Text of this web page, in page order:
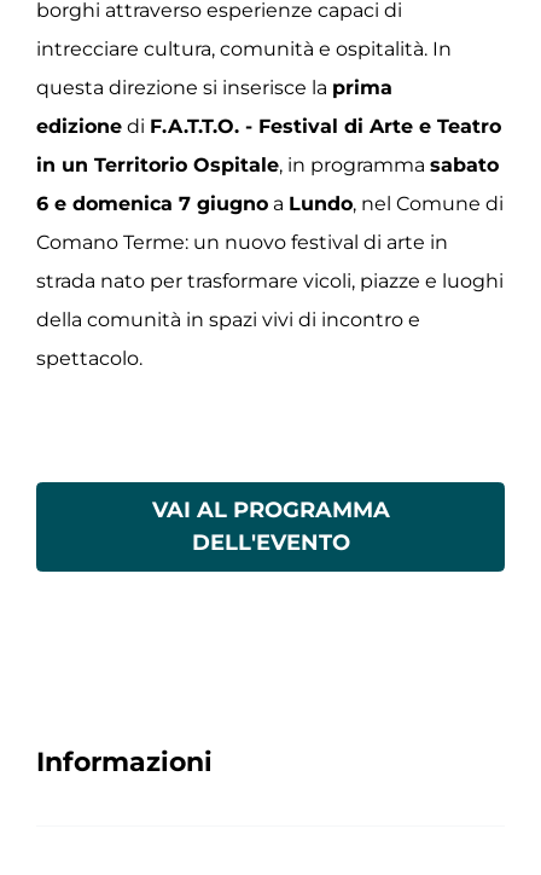
borghi attraverso esperienze capaci di
intrecciare cultura, comunità e ospitalità. In
questa direzione si inserisce la prima
edizione di F.A.T.T.O. - Festival di Arte e Teatro
in un Territorio Ospitale, in programma sabato
6 e domenica 7 giugno a Lundo, nel Comune di
Comano Terme: un nuovo festival di arte in
strada nato per trasformare vicoli, piazze e luoghi
della comunità in spazi vivi di incontro e
spettacolo.
VAI AL PROGRAMMA
DELL'EVENTO
Informazioni